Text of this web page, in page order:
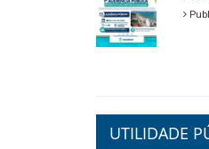
UTILIDADE